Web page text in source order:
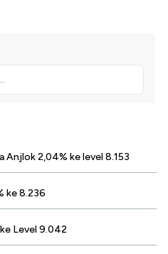
Anjlok 2,04% ke level 8.153
ke 8.236
Level 9.042